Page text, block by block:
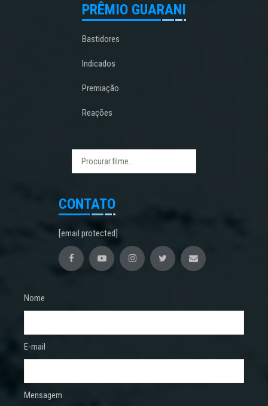
PRÊMIO GUARANI
Bastidores
Indicados
Premiação
Reações
CONTATO
[email protected]
Nome
E-mail
Mensagem